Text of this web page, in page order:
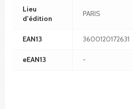
Lieu
d'édition
PARIS
EAN13 3600120172631
eEAN13 -